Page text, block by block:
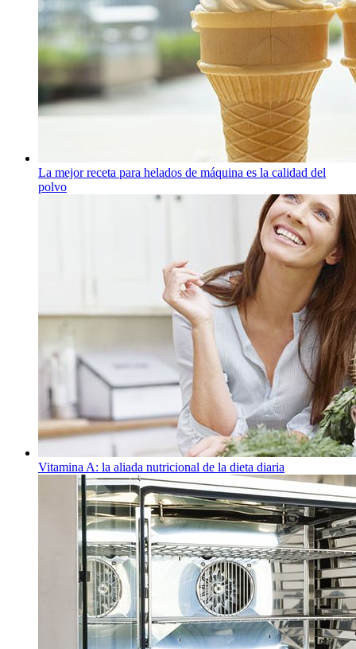
La mejor receta para helados de máquina es la calidad del
polvo
Vitamina A: la aliada nutricional de la dieta diaria